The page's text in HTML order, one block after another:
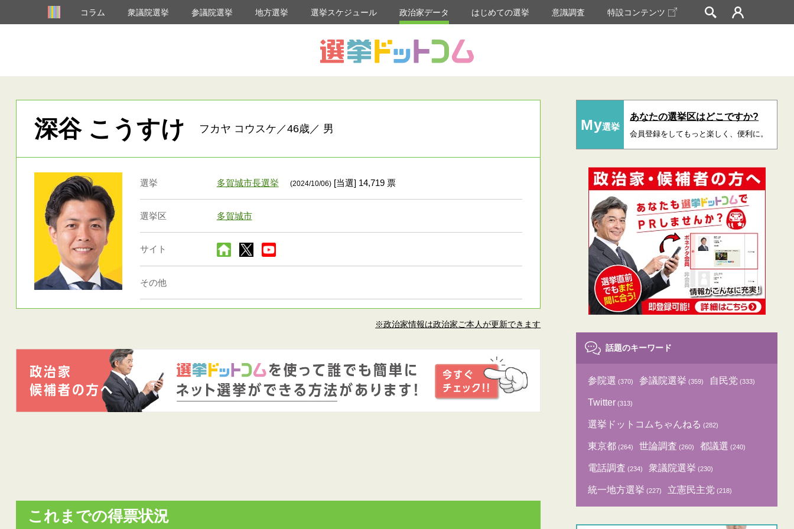
コラム 衆議院選挙 参議院選挙 地方選挙 選挙スケジュール 政治家データ はじめての選挙 意識調査 特設コンテンツ
深谷 こうすけ フカヤ コウスケ／46歳／ 男
選挙 多賀城市長選挙 (2024/10/06)[当選] 14,719 票
選挙区 多賀城市
サイト
その他
※政治家情報は政治家ご本人が更新できます
これまでの得票状況
My選挙
あなたの選挙区はどこですか?
会員登録をしてもっと楽しく、便利に。
話題のキーワード
参院選 (370) 参議院選挙 (359) 自民党 (333)
Twitter (313)
選挙ドットコムちゃんねる (282)
東京都 (264) 世論調査 (260) 都議選 (240)
電話調査 (234) 衆議院選挙 (230)
統一地方選挙 (227) 立憲民主党 (218)